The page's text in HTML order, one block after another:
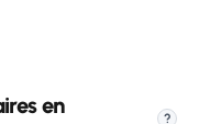
en
?